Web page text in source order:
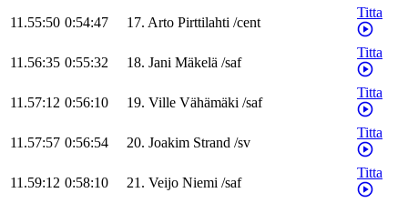
11.55:50 0:54:47 17. Arto Pirttilahti /cent
Titta
11.56:35 0:55:32 18. Jani Mäkelä /saf
Titta
11.57:12 0:56:10 19. Ville Vähämäki /saf
Titta
11.57:57 0:56:54 20. Joakim Strand /sv
Titta
11.59:12 0:58:10 21. Veijo Niemi /saf
Titta